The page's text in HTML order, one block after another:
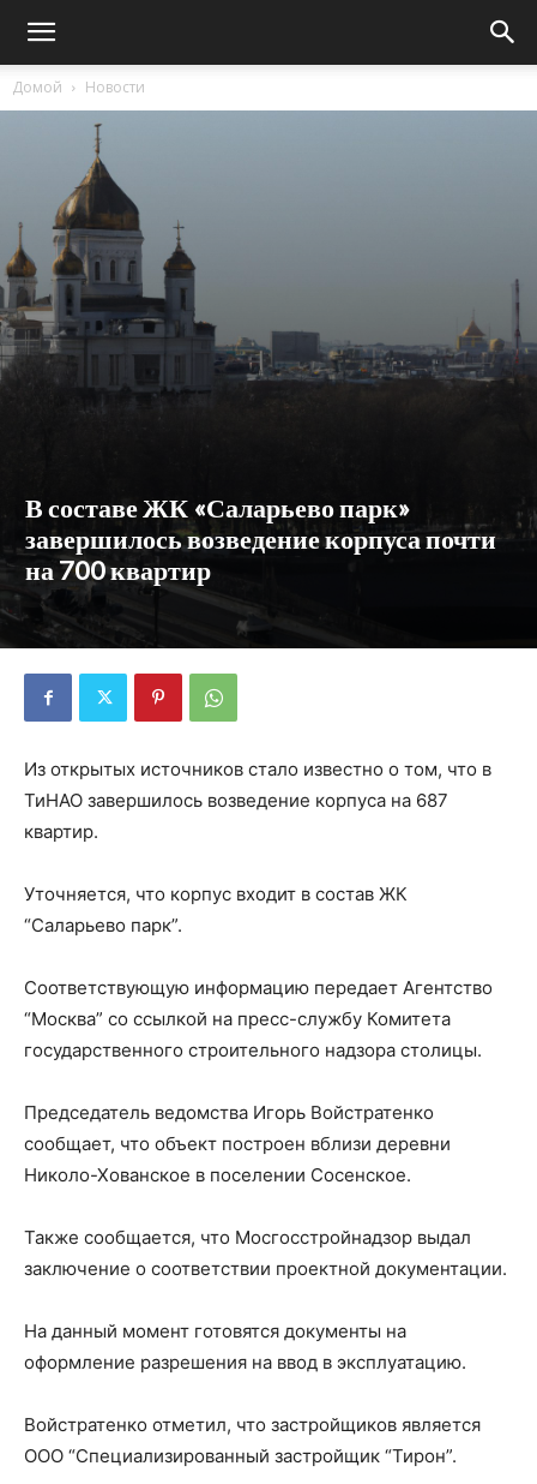
Домой Новости
В составе ЖК «Саларьево парк»
завершилось возведение корпуса почти
на 700 квартир
Из открытых источников стало известно о том, что в
ТиНАО завершилось возведение корпуса на 687
квартир.
Уточняется, что корпус входит в состав ЖК
“Саларьево парк”.
Соответствующую информацию передает Агентство
“Москва” со ссылкой на пресс-службу Комитета
государственного строительного надзора столицы.
Председатель ведомства Игорь Войстратенко
сообщает, что объект построен вблизи деревни
Николо-Хованское в поселении Сосенское.
Также сообщается, что Мосгосстройнадзор выдал
заключение о соответствии проектной документации.
На данный момент готовятся документы на
оформление разрешения на ввод в эксплуатацию.
Войстратенко отметил, что застройщиков является
ООО “Специализированный застройщик “Тирон”.